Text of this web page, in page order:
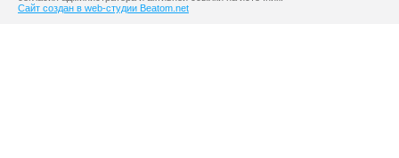
Сайт создан в web-студии Beatom.net